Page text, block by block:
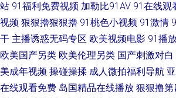
站 91福利免费视频 加勒比91AV 91在线观
视频 狠狠擼狠狠擼 91桃色小视频 91激情
干 主播诱惑无码专区 欧美视频电影 91播
欧美国产另类 欧美伦理另类 国产刺激对白
美成年视频 操碰操揉 成人微拍福利导航
在线观看免费 岛国精品在线播放 狠狠撸第